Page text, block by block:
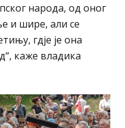
народа, од оног
и шире, али се
гдје је она
каже владика